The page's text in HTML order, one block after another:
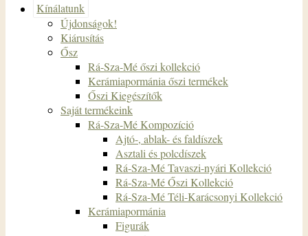
Kínálatunk
Újdonságok!
Kiárusítás
Ősz
Rá-Sza-Mé őszi kollekció
Kerámiapormánia őszi termékek
Őszi Kiegészítők
Saját termékeink
Rá-Sza-Mé Kompozíció
Ajtó-, ablak- és faldíszek
Asztali és polcdíszek
Rá-Sza-Mé Tavaszi-nyári Kollekció
Rá-Sza-Mé Őszi Kollekció
Rá-Sza-Mé Téli-Karácsonyi Kollekció
Kerámiapormánia
Figurák